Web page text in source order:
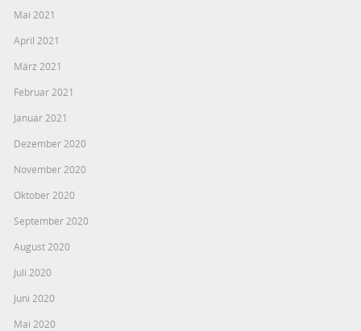
Mai 2021
April 2021
März 2021
Februar 2021
Januar 2021
Dezember 2020
November 2020
Oktober 2020
September 2020
August 2020
Juli 2020
Juni 2020
Mai 2020